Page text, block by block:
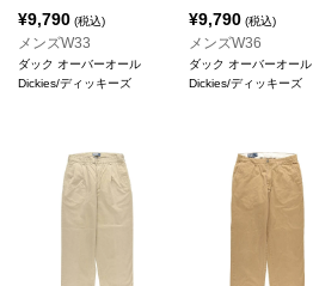
¥9,790 (税込)
メンズW33
ダック オーバーオール
Dickies/ディッキーズ
¥9,790(税込)
メンズW36
ダック オーバーオール
Dickies/ディッキーズ